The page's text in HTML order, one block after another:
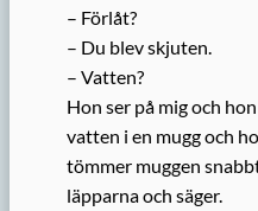
– Förlåt?
– Du blev skjuten.
– Vatten?
Hon ser på mig och
vatten i en mugg och
tömmer muggen
läpparna och säger.